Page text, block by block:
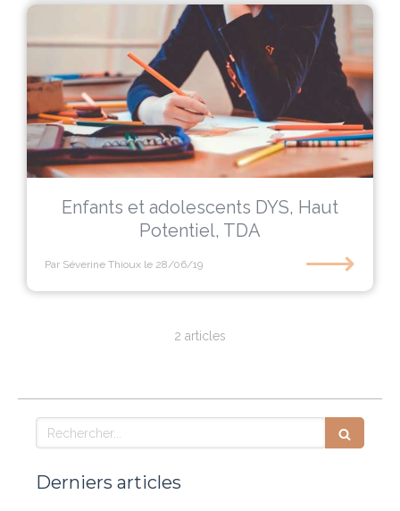
Enfants et adolescents DYS, Haut
Potentiel, TDA
Par Séverine Thioux le 28/06/19 ⟶
2 articles
Rechercher
Derniers articles